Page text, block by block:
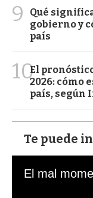
9
Qué
gobierno y
país
10El
2026: cómo
país, según
Te puede